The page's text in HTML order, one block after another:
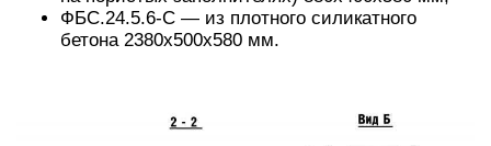
ФБС.24.5.6-С — из плотного силикатного
бетона 2380х500х580 мм.